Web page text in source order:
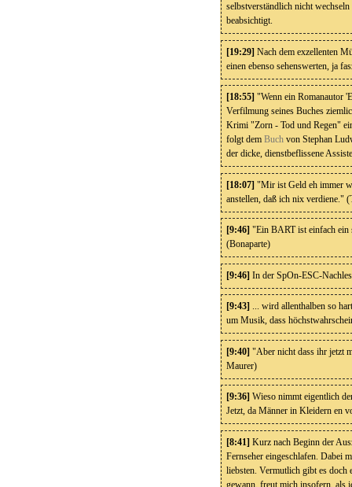
selbstverständlich nicht
beabsichtigt.
[19:29] Nach dem exzellenten
einen ebenso sehenswerten, ja
[18:55]
"Wenn ein Romanautor
Verfilmung seines Buches
Krimi "Zorn - Tod und Regen"
folgt dem Buch von Stephan
der dicke, dienstbeflissene
[18:07] "Mir ist Geld eh immer
anstellen, daß ich nix verdiene."
[9:46]
"Ein BART ist einfach ein
(Bonaparte)
[9:46] In der SpOn-ESC-
[9:43]
... wird allenthalben so
um Musik, dass
[9:40] "Aber nicht dass ihr jetzt
Maurer)
[9:36]
Wieso nimmt eigentlich
Jetzt, da Männer in Kleidern en
[8:41] Kurz nach Beginn der
Fernseher eingeschlafen. Dabei
liebsten. Vermutlich gibt es